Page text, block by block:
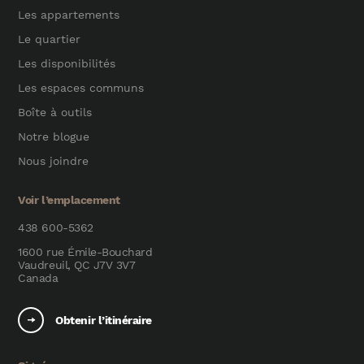
Les appartements
Le quartier
Les disponibilités
Les espaces communs
Boîte à outils
Notre blogue
Nous joindre
Voir l’emplacement
438 600-5362
1600 rue Émile-Bouchard
Vaudreuil, QC J7V 3V7
Canada
Obtenir l’itinéraire